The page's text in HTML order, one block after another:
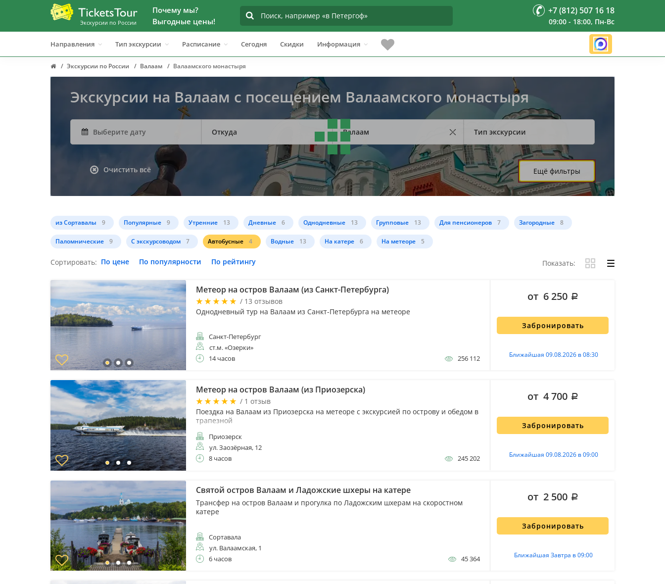
Экскурсии по России
Почему мы?
Выгодные цены!
+7 (812) 507 16 18
09:00 - 18:00, Пн-Вс
Направления Тип экскурсии Расписание Сегодня Скидки Информация
Экскурсии по России Валаам Валаамского монастыря
Экскурсии на Валаам с посещением Валаамского монастыря
Откуда Валаам Тип экскурсии
Очистить всё Ещё фильтры
из Сортавалы 9 Популярные 9 Утренние 13 Дневные 6 Однодневные 13 Групповые 13 Для пенсионеров 7 Загородные 8
Паломнические 9 С экскурсоводом 7 Автобусные 4 Водные 13 На катере 6 На метеоре 5
Сортировать: По цене По популярности По рейтингу Показать:
Метеор на остров Валаам (из Санкт-Петербурга)
/ 13 отзывов
Однодневный тур на Валаам из Санкт-Петербурга на метеоре
Санкт-Петербург
ст.м. «Озерки»
14 часов
256 112
Забронировать
Ближайшая 09.08.2026 в 08:30
от 6 250
Метеор на остров Валаам (из Приозерска)
/ 1 отзыв
Поездка на Валаам из Приозерска на метеоре с экскурсией по острову и обедом в
трапезной
Приозерск
ул. Заозёрная, 12
8 часов
245 202
Забронировать
Ближайшая 09.08.2026 в 09:00
от 4 700
Святой остров Валаам и Ладожские шхеры на катере
Трансфер на остров Валаам и прогулка по Ладожским шхерам на скоростном
катере
Сортавала
ул. Валаамская, 1
6 часов
45 364
Забронировать
Ближайшая Завтра в 09:00
от 2 500